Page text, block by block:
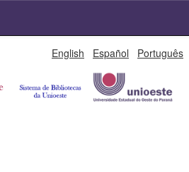
English Español Português